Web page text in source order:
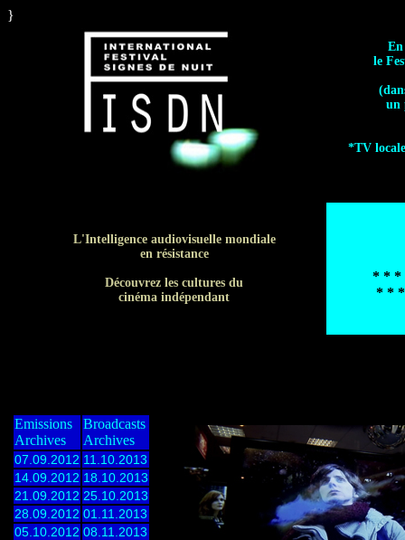
}
le
un
*TV
L'Intelligence audiovisuelle mondiale
en résistance
Découvrez les cultures du
cinéma indépendant
* * *
* * *
Emissions
Archives
Broadcasts
Archives
07.09.2012 11.10.2013
14.09.2012 18.10.2013
21.09.2012 25.10.2013
28.09.2012 01.11.2013
05.10.2012 08.11.2013